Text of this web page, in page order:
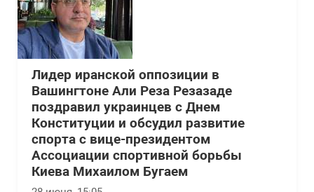
Лидер иранской оппозиции в
Вашингтоне Али Реза Резазаде
поздравил украинцев с Днем
Конституции и обсудил развитие
спорта с вице-президентом
Ассоциации спортивной борьбы
Киева Михаилом Бугаем